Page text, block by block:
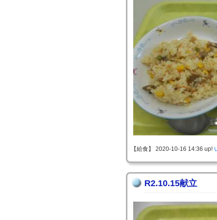
【給食】 2020-10-16 14:36 up!
R2.10.15献立